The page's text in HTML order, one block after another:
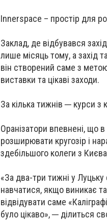
Innerspace – простір для
Заклад, де відбувався
лише місяць тому, а захід
він створений саме з
виставки та цікаві заходи.
За кілька тижнів ─ курси з
Оранізатори впевнені, що в
розширювати кругозір і
здебільшого колеги з
«За два-три тижні у
навчатися, якщо виникає
відвідувати саме
було цікаво», ─ ділиться